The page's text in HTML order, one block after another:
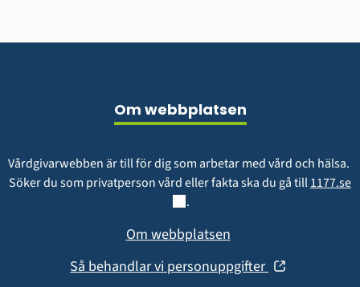
Om webbplatsen
Vårdgivarwebben är till för dig som arbetar med vård och hälsa.
Söker du som privatperson vård eller fakta ska du gå till 1177.se
.
Om webbplatsen
Så behandlar vi personuppgifter (öppnas